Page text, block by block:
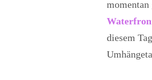
diesem